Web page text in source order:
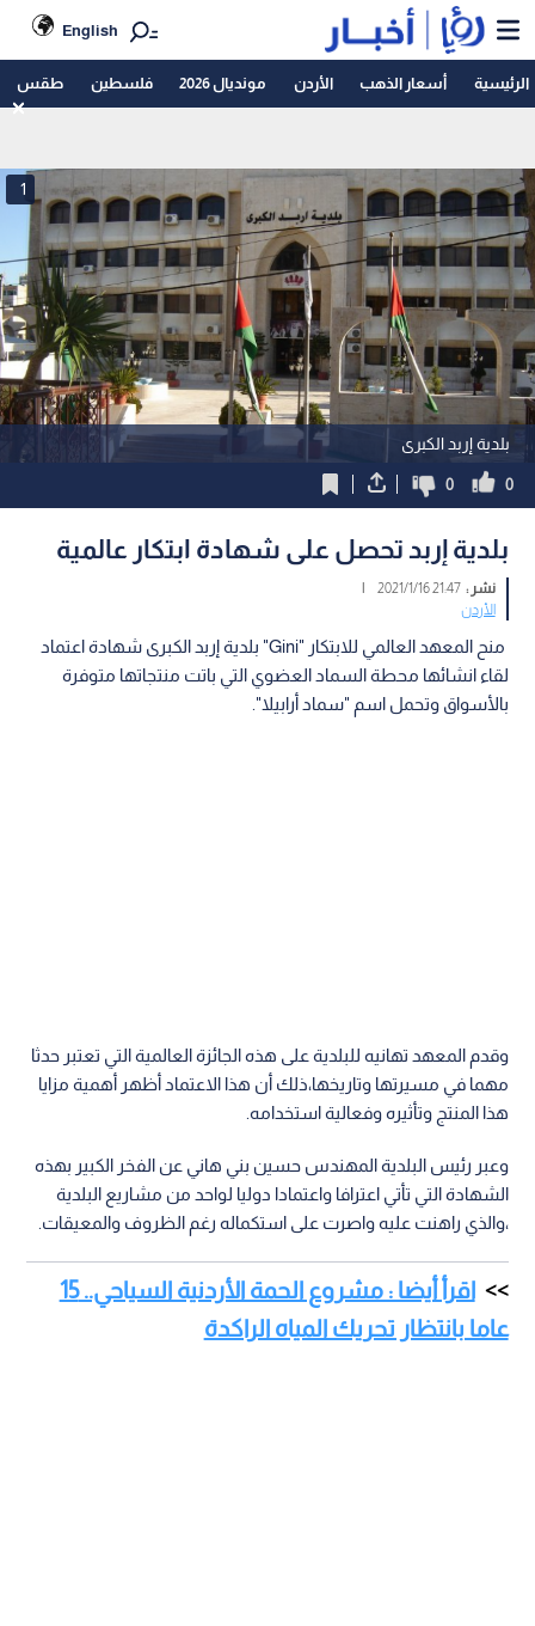
English
الرئيسية أسعار الذهب الأردن مونديال 2026 فلسطين طقس
بلدية إربد الكبرى
1
0
0
بلدية إربد تحصل على شهادة ابتكار عالمية
نشر :21:47 2021/1/16
|
الأردن
منح المعهد العالمي للابتكار "Gini" بلدية إربد الكبرى شهادة اعتماد
لقاء انشائها محطة السماد العضوي التي باتت منتجاتها متوفرة
بالأسواق وتحمل اسم "سماد أرابيلا".
وقدم المعهد تهانيه للبلدية على هذه الجائزة العالمية التي تعتبر حدثا
مهما في مسيرتها وتاريخها،ذلك أن هذا الاعتماد أظهر أهمية مزايا
هذا المنتج وتأثيره وفعالية استخدامه.
وعبر رئيس البلدية المهندس حسين بني هاني عن الفخر الكبير بهذه
الشهادة التي تأتي اعترافا واعتمادا دوليا لواحد من مشاريع البلدية
،والذي راهنت عليه واصرت على استكماله رغم الظروف والمعيقات.
اقرأ أيضا : مشروع الحمة الأردنية السياحي.. 15
عاما بانتظار تحريك المياه الراكدة